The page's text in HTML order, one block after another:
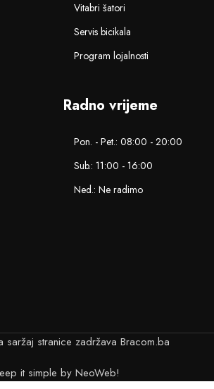
Vitabri šatori
Servis bicikala
Program lojalnosti
Radno vrijeme
Pon. - Pet.: 08:00 - 20:00
Sub.: 11:00 - 16:00
Ned.: Ne radimo
saržaj stranice zadržava Bracom.ba
it simple by NeoWeb!